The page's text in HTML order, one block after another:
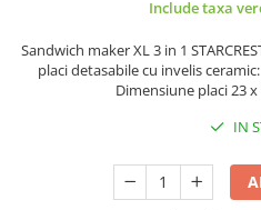
Include taxa
Sandwich maker XL 3 in 1
placi detasabile cu invelis
Dimensiune placi 23
IN